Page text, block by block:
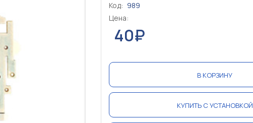
Код: 989
Цена:
40₽
В КОРЗИНУ
КУПИТЬ С УСТАНОВКОЙ